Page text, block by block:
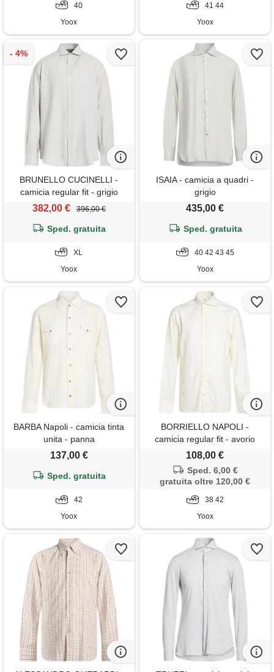
40
Yoox
41 44
Yoox
BRUNELLO CUCINELLI -
camicia regular fit - grigio
chiaro
382,00 € 396,00 €
Sped. gratuita
XL
Yoox
ISAIA - camicia a quadri -
grigio
435,00 €
Sped. gratuita
40 42 43 45
Yoox
BARBA Napoli - camicia tinta
unita - panna
137,00 €
Sped. gratuita
42
Yoox
BORRIELLO NAPOLI -
camicia regular fit - avorio
108,00 €
Sped. 6,00 €
gratuita oltre 120,00 €
38 42
Yoox